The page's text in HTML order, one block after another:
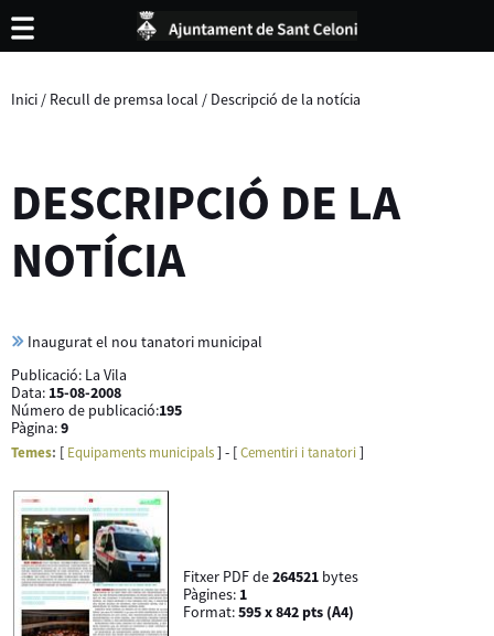
Inici / Recull de premsa local / Descripció de la notícia
DESCRIPCIÓ DE LA
NOTÍCIA
Inaugurat el nou tanatori municipal
Publicació: La Vila
Data: 15-08-2008
Número de publicació:195
Pàgina:9
Temes: [ Equipaments municipals] - [Cementiri i tanatori]
Fitxer PDF de264521 bytes
Pàgines: 1
Format:595 x 842 pts (A4)